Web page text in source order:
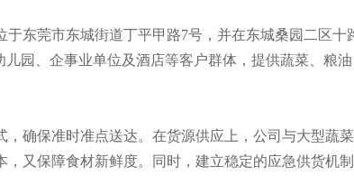
东莞市东城街道丁平甲路7号，并在东城桑园二区
园、企事业单位及酒店等客户群体，提供蔬菜、粮
确保准时准点送达。在货源供应上，公司与大型蔬
又保障食材新鲜度。同时，建立稳定的应急供货机